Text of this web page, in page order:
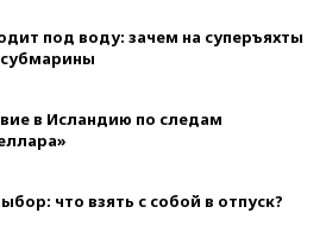
под воду: зачем на суперъяхты
в Исландию по следам
что взять с собой в отпуск?